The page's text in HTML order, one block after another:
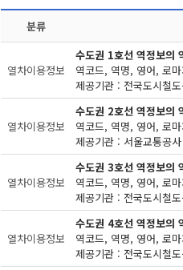
분류
열차이용정보
수도권 1호선 역정보의
제공기관 : 전국도시철
열차이용정보
수도권 2호선 역정보의
제공기관 : 서울교통공
열차이용정보
수도권 3호선 역정보의
제공기관 : 전국도시철
열차이용정보
수도권 4호선 역정보의
제공기관 : 전국도시철